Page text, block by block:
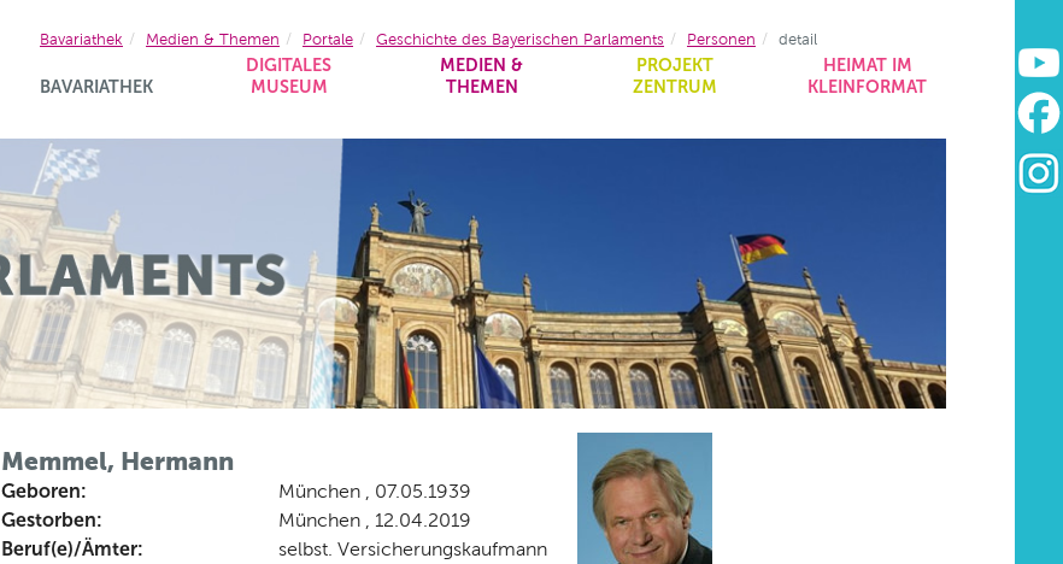
BAVARIATHEK
DIGITALES
MUSEUM
MEDIEN &
THEMEN
PROJEKT
ZENTRUM
HEIMAT IM
KLEINFORMAT
Bavariathek Medien & Themen Portale Geschichte des Bayerischen Parlaments Personen detail
Memmel, Hermann
Geboren: München , 07.05.1939
Gestorben: München , 12.04.2019
Beruf(e)/Ämter: selbst. Versicherungskaufmann